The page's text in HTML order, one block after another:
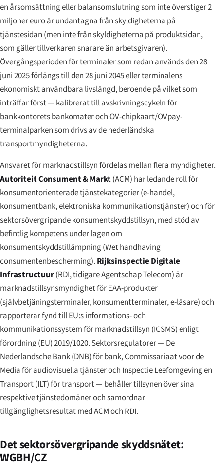
en årsomsättning eller balansomslutning som inte överstiger 2
miljoner euro är undantagna från skyldigheterna på
tjänstesidan (men inte från skyldigheterna på produktsidan,
som gäller tillverkaren snarare än arbetsgivaren).
Övergångsperioden för terminaler som redan används den 28
juni 2025 förlängs till den 28 juni 2045 eller terminalens
ekonomiskt användbara livslängd, beroende på vilket som
inträffar först — kalibrerat till avskrivningscykeln för
bankkontorets bankomater och OV-chipkaart/OVpay-
terminalparken som drivs av de nederländska
transportmyndigheterna.
Ansvaret för marknadstillsyn fördelas mellan flera myndigheter.
Autoriteit Consument & Markt(ACM) har ledande roll för
konsumentorienterade tjänstekategorier (e-handel,
konsumentbank, elektroniska kommunikationstjänster) och för
sektorsövergripande konsumentskyddstillsyn, med stöd av
befintlig kompetens under lagen om
konsumentskyddstillämpning (Wet handhaving
consumentenbescherming). Rijksinspectie Digitale
Infrastructuur(RDI, tidigare Agentschap Telecom) är
marknadstillsynsmyndighet för EAA-produkter
(självbetjäningsterminaler, konsumentterminaler, e-läsare) och
rapporterar fynd till EU:s informations- och
kommunikationssystem för marknadstillsyn (ICSMS) enligt
förordning (EU) 2019/1020. Sektorsregulatorer — De
Nederlandsche Bank (DNB) för bank, Commissariaat voor de
Media för audiovisuella tjänster och Inspectie Leefomgeving en
Transport (ILT) för transport — behåller tillsynen över sina
respektive tjänstedomäner och samordnar
tillgänglighetsresultat med ACM och RDI.
Det sektorsövergripande skyddsnätet:
WGBH/CZ